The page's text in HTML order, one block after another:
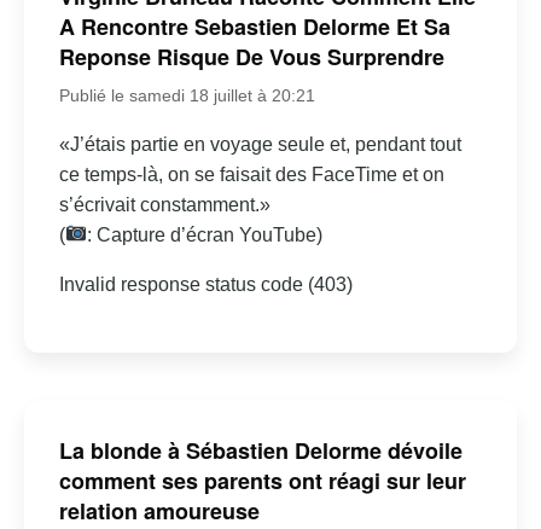
A Rencontre Sebastien Delorme Et Sa
Reponse Risque De Vous Surprendre
Publié le samedi 18 juillet à 20:21
«J’étais partie en voyage seule et, pendant tout
ce temps-là, on se faisait des FaceTime et on
s’écrivait constamment.»
(
: Capture d’écran YouTube)
Invalid response status code (403)
La blonde à Sébastien Delorme dévoile
comment ses parents ont réagi sur leur
relation amoureuse